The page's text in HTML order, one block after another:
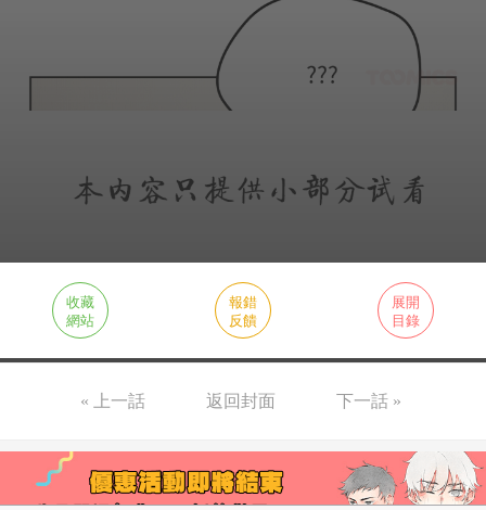
收藏
網站
報錯
反饋
展開
目錄
« 上一話 返回封面 下一話 »